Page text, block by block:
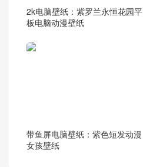
2k电脑壁纸：紫罗兰永恒花园平
板电脑动漫壁纸
带鱼屏电脑壁纸：紫色短发动漫
女孩壁纸